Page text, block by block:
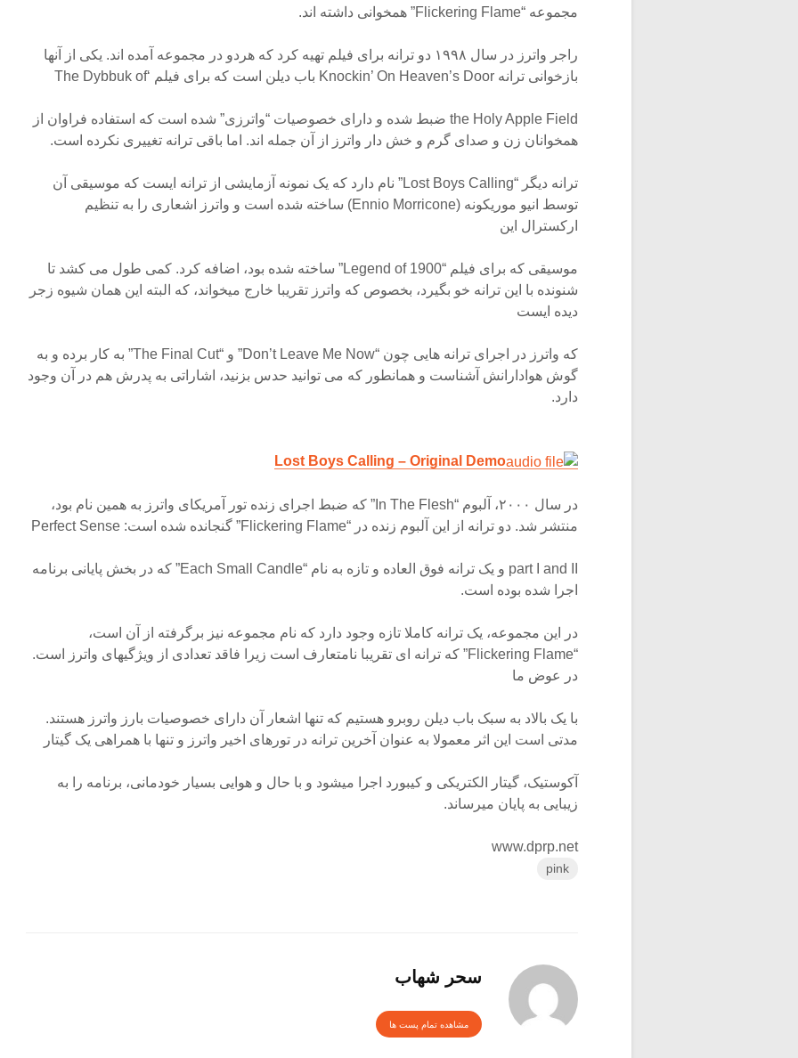
مجموعه “Flickering Flame” همخوانی داشته اند.
راجر واترز در سال ۱۹۹۸ دو ترانه برای فیلم تهیه کرد که هردو در مجموعه آمده اند. یکی از آنها
بازخوانی ترانه Knockin’ On Heaven’s Door باب دیلن است که برای فیلم ‘The Dybbuk of
the Holy Apple Field ضبط شده و دارای خصوصیات “واترزی” شده است که استفاده فراوان از
همخوانان زن و صدای گرم و خش دار واترز از آن جمله اند. اما باقی ترانه تغییری نکرده است.
ترانه دیگر “Lost Boys Calling” نام دارد که یک نمونه آزمایشی از ترانه ایست که موسیقی آن
توسط انیو موریکونه (Ennio Morricone) ساخته شده است و واترز اشعاری را به تنظیم
ارکسترال این
موسیقی که برای فیلم “Legend of 1900” ساخته شده بود، اضافه کرد. کمی طول می کشد تا
شنونده با این ترانه خو بگیرد، بخصوص که واترز تقریبا خارج میخواند، که البته این همان شیوه زجر
دیده ایست
که واترز در اجرای ترانه هایی چون “Don’t Leave Me Now” و “The Final Cut” به کار برده و به
گوش هوادارانش آشناست و همانطور که می توانید حدس بزنید، اشاراتی به پدرش هم در آن وجود
دارد.
Lost Boys Calling – Original Demo
در سال ۲۰۰۰، آلبوم “In The Flesh” که ضبط اجرای زنده تور آمریکای واترز به همین نام بود،
منتشر شد. دو ترانه از این آلبوم زنده در “Flickering Flame” گنجانده شده است: Perfect Sense
part I and II و یک ترانه فوق العاده و تازه به نام “Each Small Candle” که در بخش پایانی برنامه
اجرا شده بوده است.
در این مجموعه، یک ترانه کاملا تازه وجود دارد که نام مجموعه نیز برگرفته از آن است،
“Flickering Flame” که ترانه ای تقریبا نامتعارف است زیرا فاقد تعدادی از ویژگیهای واترز است.
در عوض ما
با یک بالاد به سبک باب دیلن روبرو هستیم که تنها اشعار آن دارای خصوصیات بارز واترز هستند.
مدتی است این اثر معمولا به عنوان آخرین ترانه در تورهای اخیر واترز و تنها با همراهی یک گیتار
آکوستیک، گیتار الکتریکی و کیبورد اجرا میشود و با حال و هوایی بسیار خودمانی، برنامه را به
زیبایی به پایان میرساند.
www.dprp.net
pink
سحر شهاب
مشاهده تمام پست ها